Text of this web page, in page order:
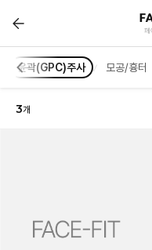
페이스필터 수원점 | 호
윤곽(GPC)주사 모공/흉터
3개